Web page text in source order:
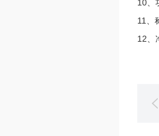
10、
11、
12、